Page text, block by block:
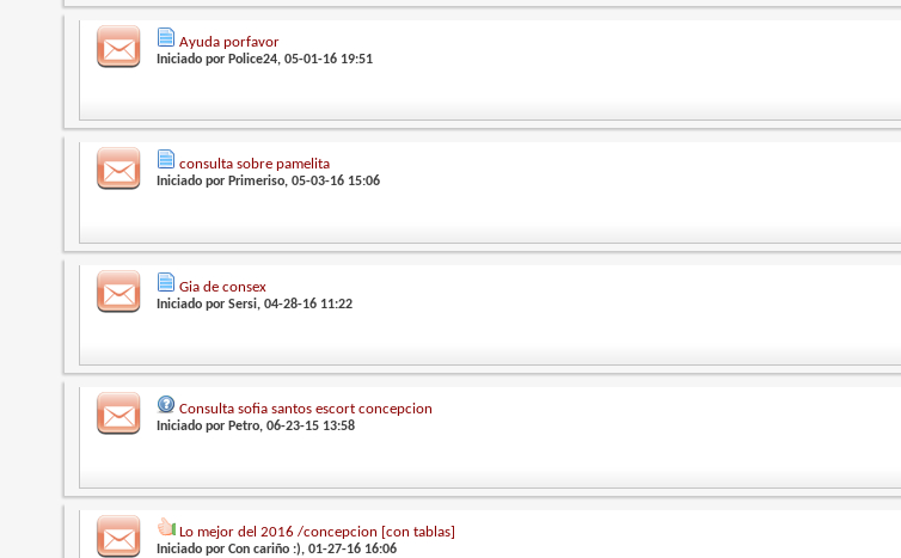
Ayuda porfavor
Iniciado por Police24, 05-01-16 19:51
consulta sobre pamelita
Iniciado por Primeriso, 05-03-16 15:06
Gia de consex
Iniciado por Sersi, 04-28-16 11:22
Consulta sofia santos escort concepcion
Iniciado por Petro, 06-23-15 13:58
Lo mejor del 2016 /concepcion [con tablas]
Iniciado por Con cariño :), 01-27-16 16:06